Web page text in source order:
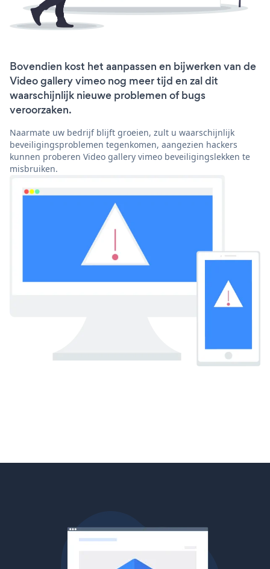
Bovendien kost het aanpassen en bijwerken van de
Video gallery vimeo nog meer tijd en zal dit
waarschijnlijk nieuwe problemen of bugs
veroorzaken.
Naarmate uw bedrijf blijft groeien, zult u waarschijnlijk
beveiligingsproblemen tegenkomen, aangezien hackers
kunnen proberen Video gallery vimeo beveiligingslekken te
misbruiken.